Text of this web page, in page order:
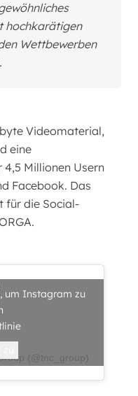
hochkarätigen
Wettbewerben
Videomaterial,
eine
Millionen Usern
Facebook. Das
für die Social-
(@tnc_group)
um Instagram zu